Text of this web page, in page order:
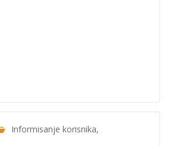
Informisanje korisnika,